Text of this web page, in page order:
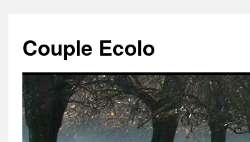
Couple Ecolo